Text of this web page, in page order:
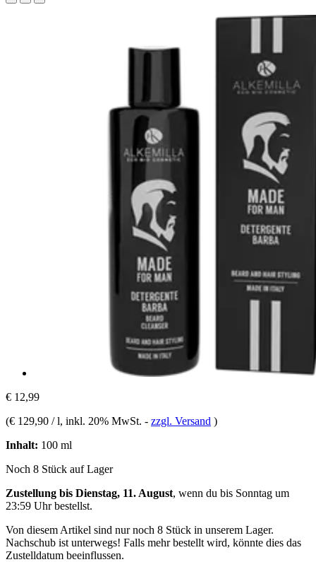
€ 12,99
(€ 129,90 / l, inkl. 20% MwSt. - zzgl. Versand )
Inhalt: 100 ml
Noch 8 Stück auf Lager
Zustellung bis Dienstag, 11. August, wenn du bis Sonntag um
23:59 Uhrbestellst.
Von diesem Artikel sind nur noch 8 Stück in unserem Lager.
Nachschub ist unterwegs! Falls mehr bestellt wird, könnte dies das
Zustelldatum beeinflussen.